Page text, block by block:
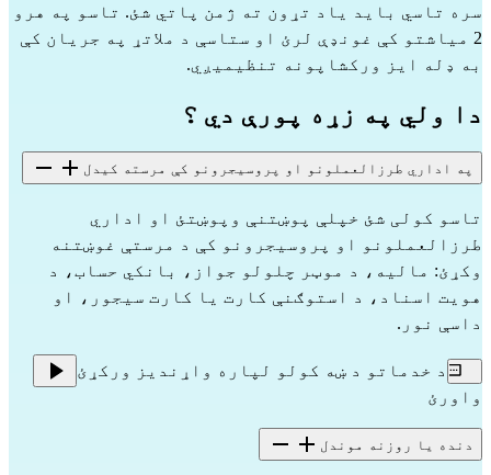
سره تاسي باید یاد تړون ته ژمن پاتي شئ. تاسو په هرو
2 میاشتو کې غونډې لرئ او ستاسې د ملاتړ په جریان کې
به ډله ایز ورکشاپونه تنظیمیږي.
دا ولي په زړه پورې دي ؟
په اداري طرزالعملونو او پروسیجرونو کې مرسته کیدل
تاسو کولی شئ خپلې پوښتنې وپوښتئ او اداري
طرزالعملونو او پروسیجرونو کې د مرستې غوښتنه
وکړئ: مالیه، د موټر چلولو جواز، بانکي حساب، د
هویت اسناد، د استوګنې کارت یا کارت سیجور، او
داسې نور.
د خدماتو د ښه کولو لپاره واړندیز ورکړئ
واورئ
دنده یا روزنه موندل